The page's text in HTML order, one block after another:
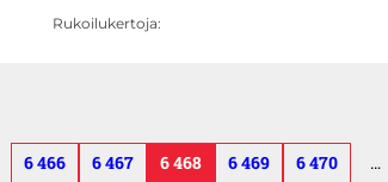
Rukoilukertoja:
6 466 6 467 6 468 6 469 6 470 …